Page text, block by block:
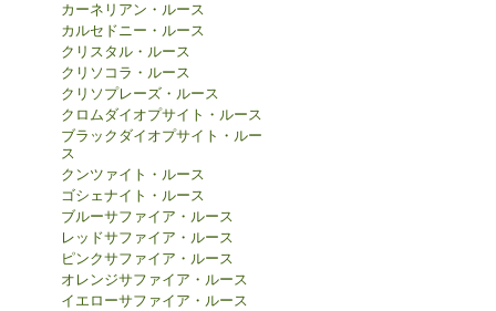
カーネリアン・ルース
カルセドニー・ルース
クリスタル・ルース
クリソコラ・ルース
クリソプレーズ・ルース
クロムダイオプサイト・ルース
ブラックダイオプサイト・ルー
ス
クンツァイト・ルース
ゴシェナイト・ルース
ブルーサファイア・ルース
レッドサファイア・ルース
ピンクサファイア・ルース
オレンジサファイア・ルース
イエローサファイア・ルース